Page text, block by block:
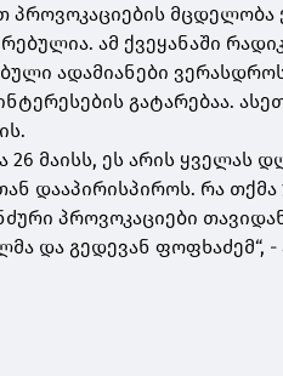
პროვოკაციების
ამ ქვეყანაში
ადამიანები
გატარებაა.
26 მაისს, ეს არის ყველას
დააპირისპიროს. რა
პროვოკაციები
და გედევან ფოფხაძემ“, -